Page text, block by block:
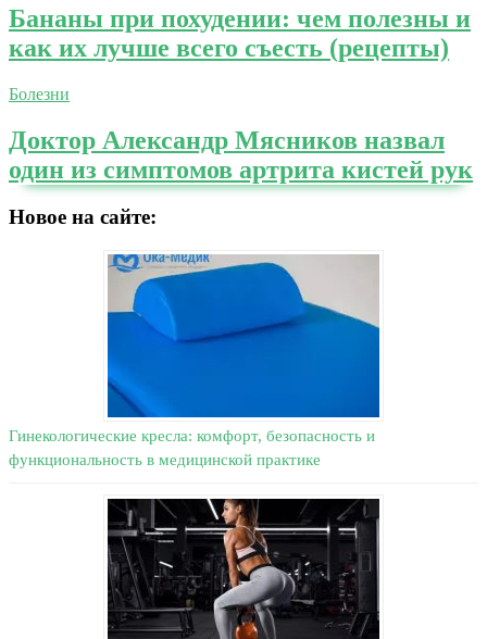
Бананы при похудении: чем полезны и
как их лучше всего съесть (рецепты)
Болезни
Доктор Александр Мясников назвал
один из симптомов артрита кистей рук
Новое на сайте:
Гинекологические кресла: комфорт, безопасность и
функциональность в медицинской практике